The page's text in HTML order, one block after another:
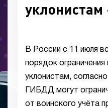
В России с 11 июля
порядок
уклонистам,
ГИБДД могут
от воинского учёта